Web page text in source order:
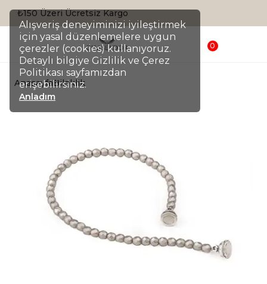
Alışveriş deneyiminizi iyileştirmek
için yasal düzenlemelere uygun
çerezler (cookies) kullanıyoruz.
Detaylı bilgiye Gizlilik ve Çerez
Politikası sayfamızdan
erişebilirsiniz.
Anladım
Sepette %20 İndirim
0
AnasayfaBileklik